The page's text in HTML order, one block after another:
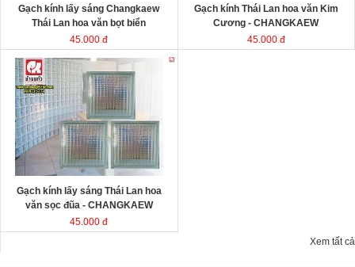
Gạch kính lấy sáng Changkaew
Thái Lan hoa văn bọt biển
45.000 đ
Gạch kính Thái Lan hoa văn Kim
Cương - CHANGKAEW
45.000 đ
Gạch kính lấy sáng Changkaew
gạch
kính Thái Lan
Kích thước
Đóng gói
Gạch kính lấy sáng Thái Lan hoa
văn sọc đũa - CHANGKAEW
45.000 đ
Xem tất cả